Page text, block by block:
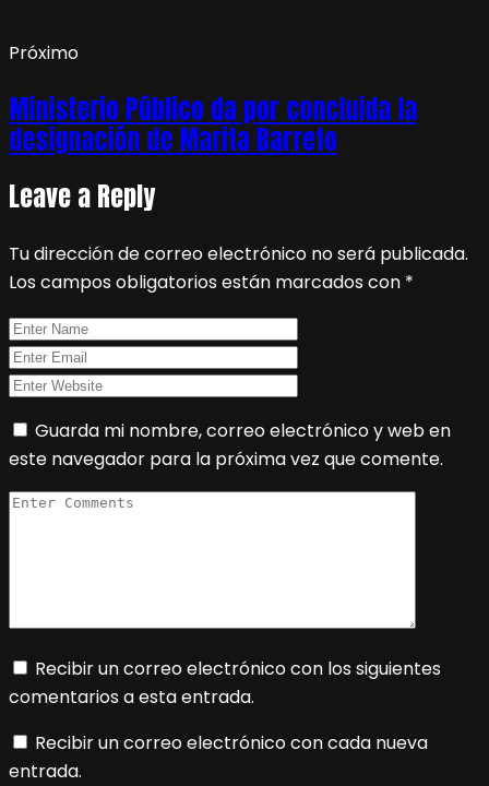
Próximo
Ministerio Público da por concluida la
designación de Marita Barreto
Leave a Reply
Tu dirección de correo electrónico no será publicada.
Los campos obligatorios están marcados con *
Guarda mi nombre, correo electrónico y web en
este navegador para la próxima vez que comente.
Recibir un correo electrónico con los siguientes
comentarios a esta entrada.
Recibir un correo electrónico con cada nueva
entrada.